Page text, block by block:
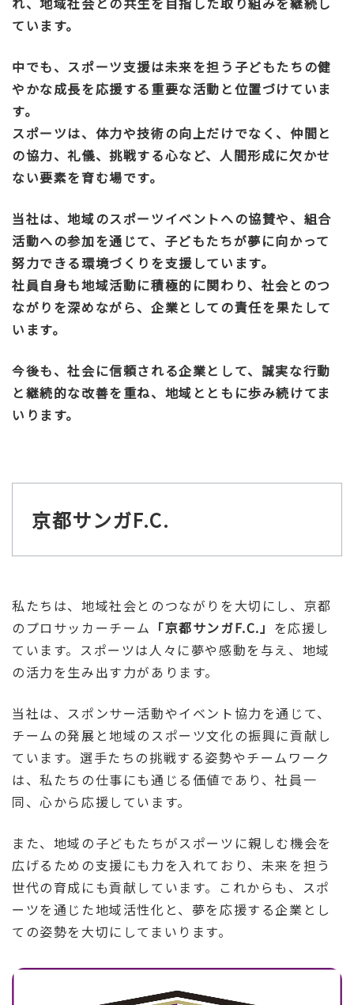
ています。
中でも、スポーツ支援は未来を担う子どもたちの健
やかな成長を応援する重要な活動と位置づけていま
す。
スポーツは、体力や技術の向上だけでなく、仲間と
の協力、礼儀、挑戦する心など、人間形成に欠かせ
ない要素を育む場です。
当社は、地域のスポーツイベントへの協賛や、組合
活動への参加を通じて、子どもたちが夢に向かって
努力できる環境づくりを支援しています。
社員自身も地域活動に積極的に関わり、社会とのつ
ながりを深めながら、企業としての責任を果たして
います。
今後も、社会に信頼される企業として、誠実な行動
と継続的な改善を重ね、地域とともに歩み続けてま
いります。
京都サンガF.C.
私たちは、地域社会とのつながりを大切にし、京都
のプロサッカーチーム 「京都サンガF.C.」 を応援し
ています。スポーツは人々に夢や感動を与え、地域
の活力を生み出す力があります。
当社は、スポンサー活動やイベント協力を通じて、
チームの発展と地域のスポーツ文化の振興に貢献し
ています。選手たちの挑戦する姿勢やチームワーク
は、私たちの仕事にも通じる価値であり、社員一
同、心から応援しています。
また、地域の子どもたちがスポーツに親しむ機会を
広げるための支援にも力を入れており、未来を担う
世代の育成にも貢献しています。これからも、スポ
ーツを通じた地域活性化と、夢を応援する企業とし
ての姿勢を大切にしてまいります。